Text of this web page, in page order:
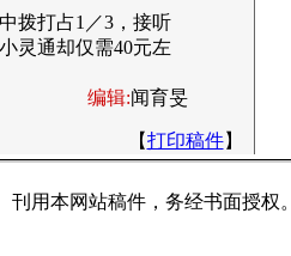
拨打占1／3，接听
灵通却仅需40元左
编辑:闻育旻
【打印稿件】
用本网站稿件，务经书面授权。